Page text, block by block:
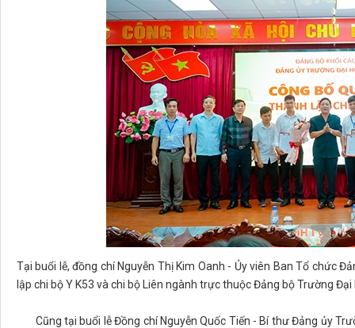
Tại buổi lễ, đồng chí Nguyễn Thị Kim Oanh - Ủy viên Ban Tổ chức
lập chi bộ Y K53 và chi bộ Liên ngành trực thuộc Đảng bộ Trường
Cũng tại buổi lễ Đồng chí Nguyễn Quốc Tiến - Bí thư Đảng ủy